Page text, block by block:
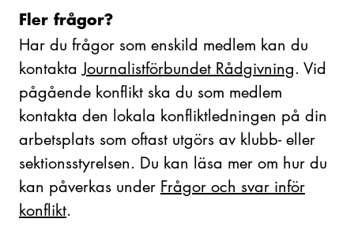
Fler frågor?
Har du frågor som enskild medlem kan du
kontaktaJournalistförbundet Rådgivning. Vid
pågående konflikt ska du som medlem
kontakta den lokala konfliktledningen på din
arbetsplats som oftast utgörs av klubb- eller
sektionsstyrelsen. Du kan läsa mer om hur du
kan påverkas under Frågor och svar inför
konflikt.